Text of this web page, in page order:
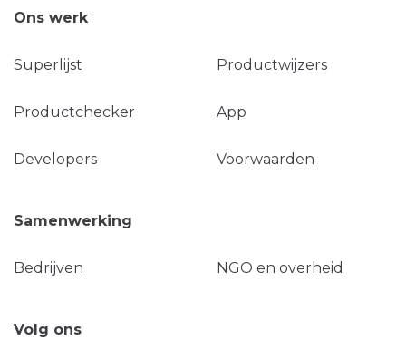
Ons werk
Superlijst Productwijzers
Productchecker App
Developers Voorwaarden
Samenwerking
Bedrijven NGO en overheid
Volg ons